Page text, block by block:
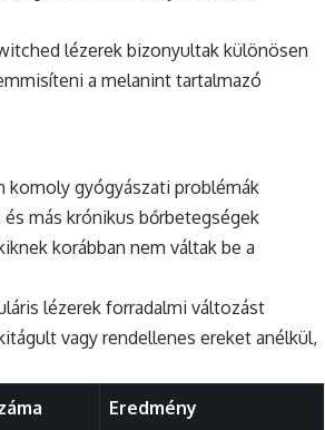
lézerek bizonyultak különösen
a melanint tartalmazó
komoly gyógyászati problémák
más krónikus bőrbetegségek
korábban nem váltak be a
lézerek forradalmi változást
vagy rendellenes ereket anélkül,
Eredmény